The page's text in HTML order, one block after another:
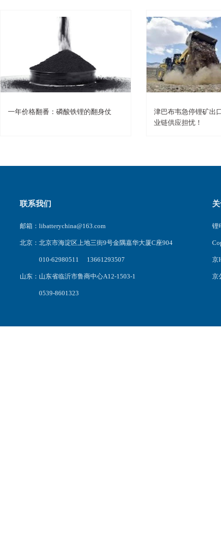
一年价格翻番：磷酸铁锂的翻身仗
津巴布韦急停锂矿出
业链供应担忧！
联系我们
邮箱：libatterychina@163.com
北京：北京市海淀区上地三街9号金隅嘉华大厦C座904
010-62980511 13661293507
山东：山东省临沂市鲁商中心A12-1503-1
0539-8601323
锂
京
京